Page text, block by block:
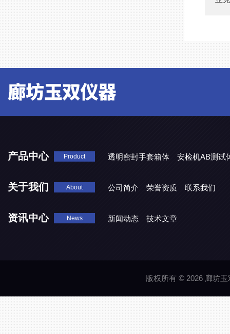
产品中心 Product 透明密封手套箱体 安检机AB测试
关于我们 About 公司简介 荣誉资质 联系我们
资讯中心 News 新闻动态 技术文章
版权所有 © 2026 廊坊